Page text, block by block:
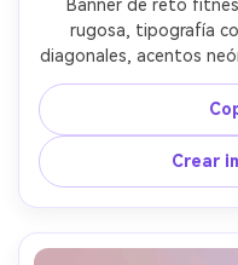
Banner de reto
rugosa, tipografía
diagonales, acentos
espacio para fecha
atmósfera
jerarquía, diseño de
lente 85mm, poca
Crear